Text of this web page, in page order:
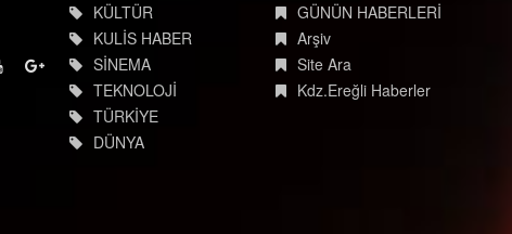
KÜLTÜR
KULİS HABER
SİNEMA
TEKNOLOJİ
TÜRKİYE
DÜNYA
GÜNÜN HABERLERİ
Arşiv
Site Ara
Kdz.Ereğli Haberler